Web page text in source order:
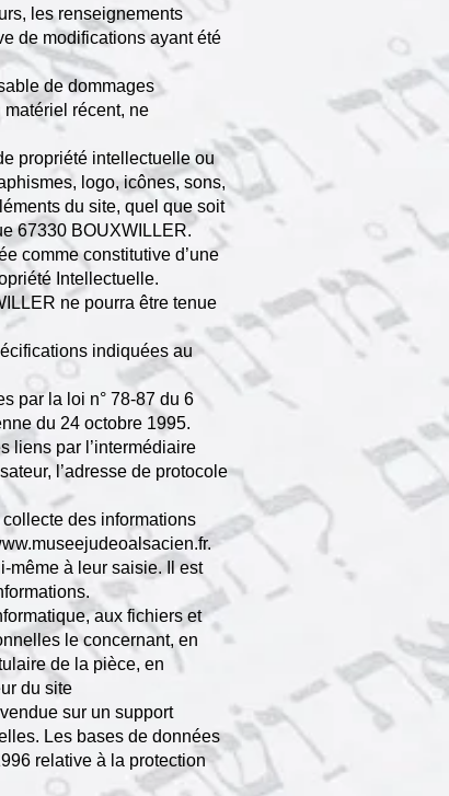
les renseignements
de modifications ayant été
de dommages
matériel récent, ne
propriété intellectuelle ou
logo, icônes, sons,
du site, quel que soit
67330 BOUXWILLER.
comme constitutive d’une
Intellectuelle.
ne pourra être tenue
indiquées au
par la loi n° 78-87 du 6
du 24 octobre 1995.
liens par l’intermédiaire
l’adresse de protocole
des informations
.
même à leur saisie. Il est
aux fichiers et
le concernant, en
de la pièce, en
du site
sur un support
Les bases de données
relative à la protection